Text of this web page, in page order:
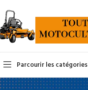
Parcourir les catégories